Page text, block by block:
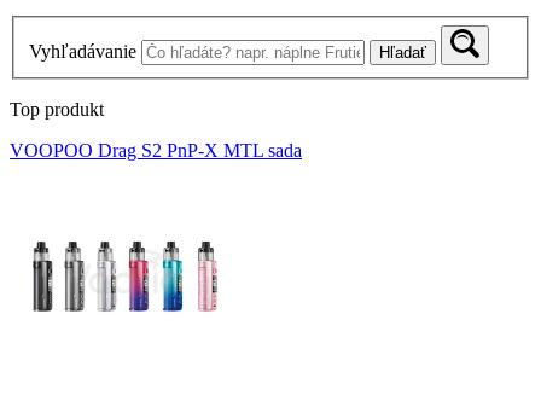
Vyhľadávanie Hľadať
Top produkt
VOOPOO Drag S2 PnP-X MTL sada